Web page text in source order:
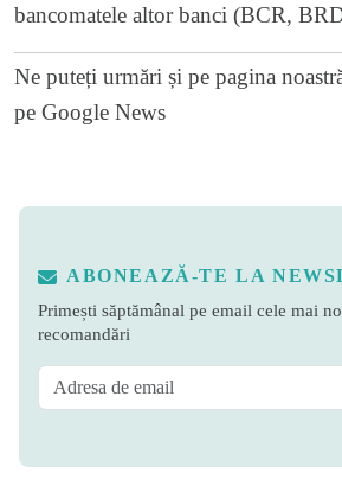
bancomatele altor banci (BCR,
Ne puteți urmări și pe pagina
pe Google News
ABONEAZĂ-TE LA
Primești săptămânal pe email cele mai
recomandări